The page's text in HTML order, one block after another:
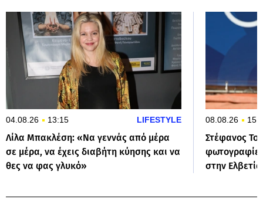
04.08.26 13:15 LIFESTYLE
Λίλα Μπακλέση: «Να γεννάς από μέρα
σε μέρα, να έχεις διαβήτη κύησης και να
θες να φας γλυκό»
08.08.26
Στέφανος
στην Ελβετία